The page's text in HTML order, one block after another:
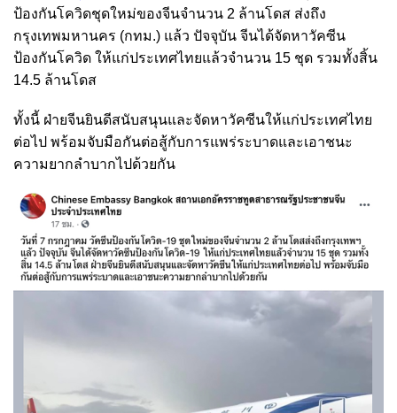
ป้องกันโควิดชุดใหม่ของจีนจำนวน 2 ล้านโดส ส่งถึง
กรุงเทพมหานคร (กทม.) แล้ว ปัจจุบัน จีนได้จัดหาวัคซีน
ป้องกันโควิด ให้แก่ประเทศไทยแล้วจำนวน 15 ชุด รวมทั้งสิ้น
14.5 ล้านโดส
ทั้งนี้ ฝ่ายจีนยินดีสนับสนุนและจัดหาวัคซีนให้แก่ประเทศไทย
ต่อไป พร้อมจับมือกันต่อสู้กับการแพร่ระบาดและเอาชนะ
ความยากลำบากไปด้วยกัน